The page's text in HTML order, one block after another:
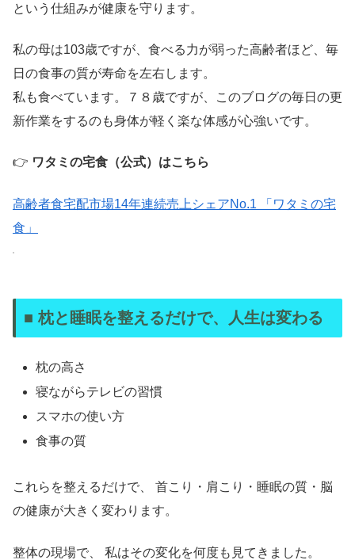
という仕組みが健康を守ります。
私の母は103歳ですが、食べる力が弱った高齢者ほど、毎
日の食事の質が寿命を左右します。
私も食べています。７８歳ですが、このブログの毎日の更
新作業をするのも身体が軽く楽な体感が心強いです。
👉 ワタミの宅食（公式）はこちら
高齢者食宅配市場14年連続売上シェアNo.1 「ワタミの宅
食」
■ 枕と睡眠を整えるだけで、人生は変わる
枕の高さ
寝ながらテレビの習慣
スマホの使い方
食事の質
これらを整えるだけで、 首こり・肩こり・睡眠の質・脳
の健康が大きく変わります。
整体の現場で、 私はその変化を何度も見てきました。